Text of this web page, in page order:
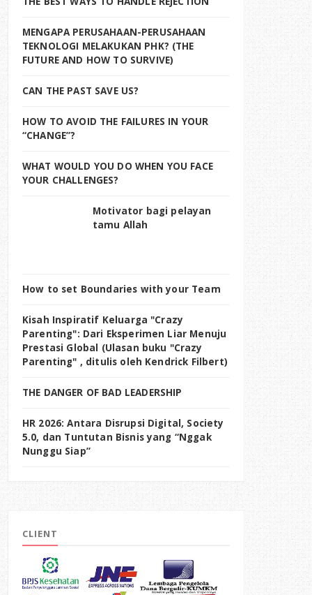
MENGAPA PERUSAHAAN-PERUSAHAAN
TEKNOLOGI MELAKUKAN PHK? (THE
FUTURE AND HOW TO SURVIVE)
CAN THE PAST SAVE US?
HOW TO AVOID THE FAILURES IN YOUR
“CHANGE”?
WHAT WOULD YOU DO WHEN YOU FACE
YOUR CHALLENGES?
Motivator bagi pelayan
tamu Allah
How to set Boundaries with your Team
Kisah Inspiratif Keluarga "Crazy
Parenting": Dari Eksperimen Liar Menuju
Prestasi Global (Ulasan buku "Crazy
Parenting" , ditulis oleh Kendrick Filbert)
THE DANGER OF BAD LEADERSHIP
HR 2026: Antara Disrupsi Digital, Society
5.0, dan Tuntutan Bisnis yang “Nggak
Nunggu Siap”
CLIENT